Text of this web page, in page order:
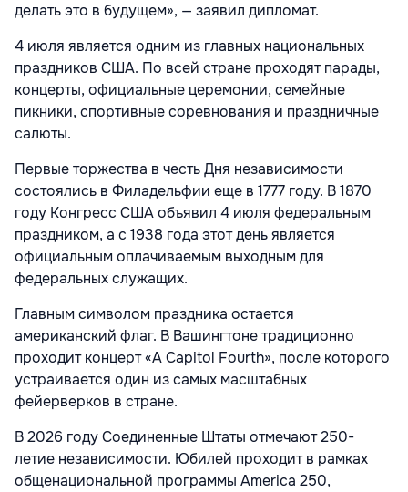
делать это в будущем», — заявил дипломат.
4 июля является одним из главных национальных
праздников США. По всей стране проходят парады,
концерты, официальные церемонии, семейные
пикники, спортивные соревнования и праздничные
салюты.
Первые торжества в честь Дня независимости
состоялись в Филадельфии еще в 1777 году. В 1870
году Конгресс США объявил 4 июля федеральным
праздником, а с 1938 года этот день является
официальным оплачиваемым выходным для
федеральных служащих.
Главным символом праздника остается
американский флаг. В Вашингтоне традиционно
проходит концерт «A Capitol Fourth», после которого
устраивается один из самых масштабных
фейерверков в стране.
В 2026 году Соединенные Штаты отмечают 250-
летие независимости. Юбилей проходит в рамках
общенациональной программы America 250,